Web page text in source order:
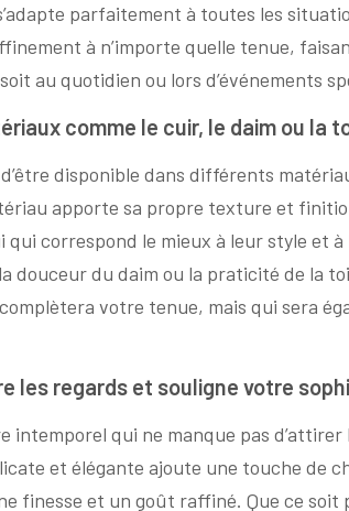
parfaitement à toutes les
à n’importe quelle tenue,
au quotidien ou lors d’événements
comme le cuir, le daim ou la
disponible dans différents
apporte sa propre texture et
qui correspond le mieux à leur style et
douceur du daim ou la praticité de la
votre tenue, mais qui sera
les regards et souligne votre
intemporel qui ne manque pas
et élégante ajoute une touche de
finesse et un goût raffiné. Que ce soit